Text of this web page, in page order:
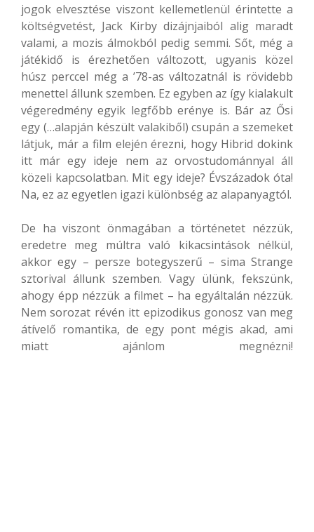
jogok elvesztése viszont kellemetlenül érintette a
költségvetést, Jack Kirby dizájnjaiból alig maradt
valami, a mozis álmokból pedig semmi. Sőt, még a
játékidő is érezhetően változott, ugyanis közel
húsz perccel még a ’78-as változatnál is rövidebb
menettel állunk szemben. Ez egyben az így kialakult
végeredmény egyik legfőbb erénye is. Bár az Ősi
egy (…alapján készült valakiből) csupán a szemeket
látjuk, már a film elején érezni, hogy Hibrid dokink
itt már egy ideje nem az orvostudománnyal áll
közeli kapcsolatban. Mit egy ideje? Évszázadok óta!
Na, ez az egyetlen igazi különbség az alapanyagtól.
De ha viszont önmagában a történetet nézzük,
eredetre meg múltra való kikacsintások nélkül,
akkor egy – persze botegyszerű – sima Strange
sztorival állunk szemben. Vagy ülünk, fekszünk,
ahogy épp nézzük a filmet – ha egyáltalán nézzük.
Nem sorozat révén itt epizodikus gonosz van meg
átívelő romantika, de egy pont mégis akad, ami
miatt ajánlom megnézni!